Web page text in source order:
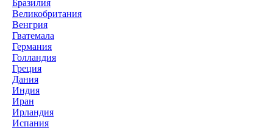
Бразилия
Великобритания
Венгрия
Гватемала
Германия
Голландия
Греция
Дания
Индия
Иран
Ирландия
Испания